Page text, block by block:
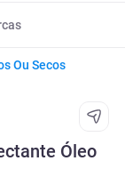
Ou Secos
Óleo